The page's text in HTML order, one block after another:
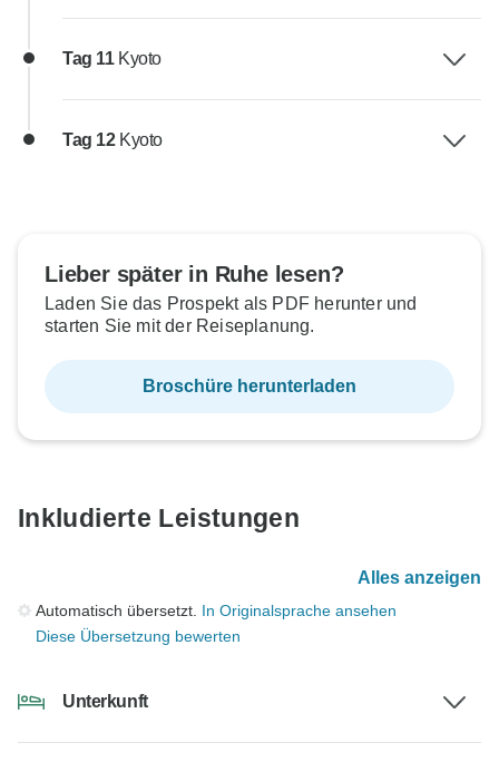
Tag 11 Kyoto
Tag 12 Kyoto
Lieber später in Ruhe lesen?
Laden Sie das Prospekt als PDF herunter und
starten Sie mit der Reiseplanung.
Broschüre herunterladen
Inkludierte Leistungen
Alles anzeigen
Automatisch übersetzt. In Originalsprache ansehen
Diese Übersetzung bewerten
Unterkunft